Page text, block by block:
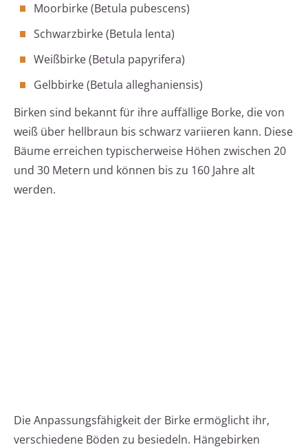
Moorbirke (Betula pubescens)
Schwarzbirke (Betula lenta)
Weißbirke (Betula papyrifera)
Gelbbirke (Betula alleghaniensis)
Birken sind bekannt für ihre auffällige Borke, die von
weiß über hellbraun bis schwarz variieren kann. Diese
Bäume erreichen typischerweise Höhen zwischen 20
und 30 Metern und können bis zu 160 Jahre alt
werden.
Die Anpassungsfähigkeit der Birke ermöglicht ihr,
verschiedene Böden zu besiedeln. Hängebirken